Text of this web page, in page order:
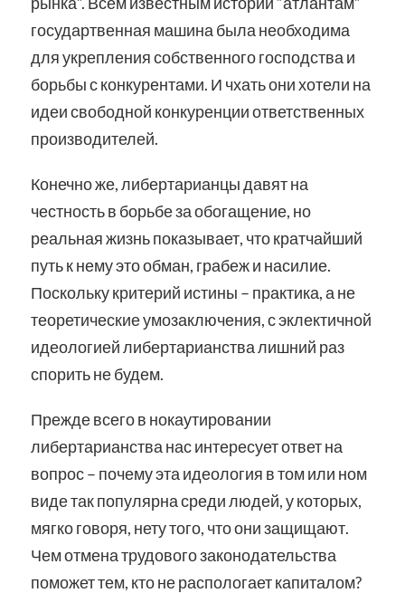
государтвенная машина была необходима
для укрепления собственного господства и
борьбы с конкурентами. И чхать они хотели на
идеи свободной конкуренции ответственных
производителей.
Конечно же, либертарианцы давят на
честность в борьбе за обогащение, но
реальная жизнь показывает, что кратчайший
путь к нему это обман, грабеж и насилие.
Поскольку критерий истины – практика, а не
теоретические умозаключения, с эклектичной
идеологией либертарианства лишний раз
спорить не будем.
Прежде всего в нокаутировании
либертарианства нас интересует ответ на
вопрос – почему эта идеология в том или ном
виде так популярна среди людей, у которых,
мягко говоря, нету того, что они защищают.
Чем отмена трудового законодательства
поможет тем, кто не распологает капиталом?